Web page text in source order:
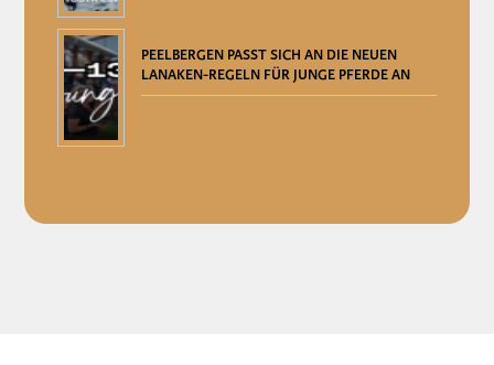
PEELBERGEN PASST SICH AN DIE NEUEN
LANAKEN-REGELN FÜR JUNGE PFERDE AN